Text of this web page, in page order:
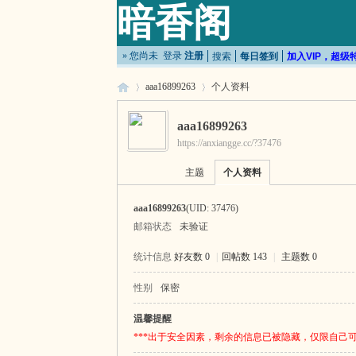
暗香阁
» 您尚未 登录 注册 搜索 每日签到 加入VIP，超级
›
aaa16899263 个人资料
aaa16899263
https://anxiangge.cc/?37476
主题 个人资料
aaa16899263(UID: 37476)
邮箱状态
未验证
统计信息 好友数 0 回帖数 143 主题数 0
性别 保密
温馨提醒
***出于安全因素，剩余的信息已被隐藏，仅限自己